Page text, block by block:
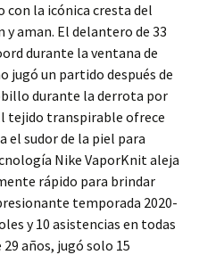
la icónica cresta del
aman. El delantero de 33
durante la ventana de
jugó un partido después de
durante la derrota por
tejido transpirable ofrece
el sudor de la piel para
Nike VaporKnit aleja
rápido para brindar
temporada 2020-
y 10 asistencias en todas
años, jugó solo 15